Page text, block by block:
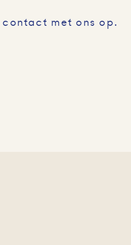
met ons op.